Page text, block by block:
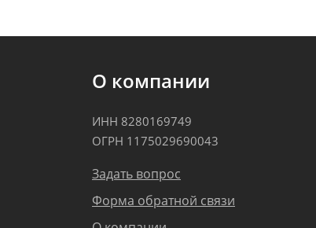
О компании
ИНН 8280169749
ОГРН 1175029690043
Задать вопрос
Форма обратной связи